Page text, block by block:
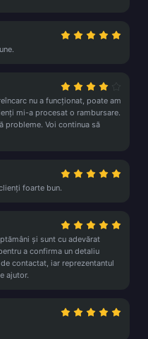
nu a funcționat, poate am
mi-a procesat o rambursare.
probleme. Voi continua să
foarte bun.
și sunt cu adevărat
a confirma un detaliu
contactat, iar reprezentantul
ajutor.